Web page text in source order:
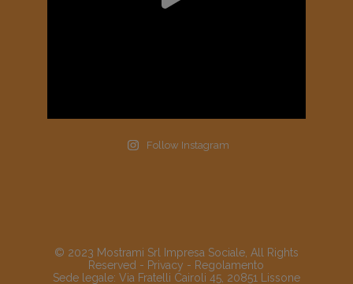
Follow Instagram
© 2023 Mostrami Srl Impresa Sociale, All Rights
Reserved - Privacy - Regolamento
Sede legale: Via Fratelli Cairoli 45, 20851 Lissone